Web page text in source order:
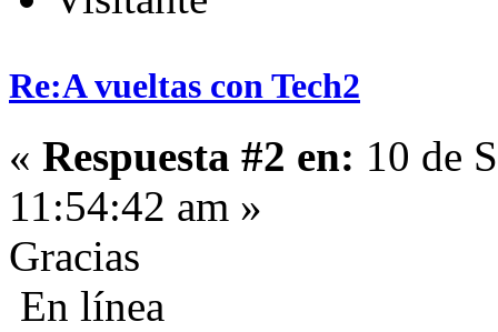
Re:A vueltas con Tech2
« Respuesta #2 en: 10 de
11:54:42 am »
Gracias
En línea